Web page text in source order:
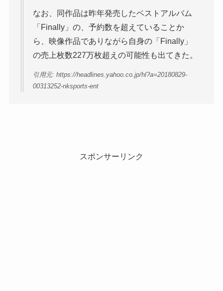
なお、同作品は昨年発売したベストアルバム
「Finally」の、予約数を超えていることか
ら、映像作品でありながら自身の「Finally」
の売上枚数227万枚超えの可能性も出てきた。
引用元: https://headlines.yahoo.co.jp/hl?a=20180829-
00313252-nksports-ent
スポンサーリンク